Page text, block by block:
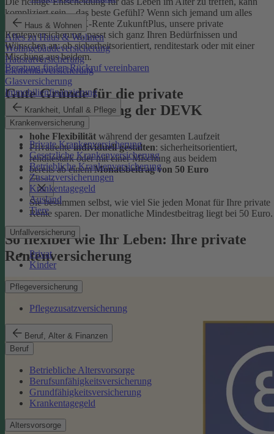
Haus & Wohnen
Alles zu Haus & Wohnen
Wohngebäudeversicherung
Hausratversicherung
Elementarversicherung
Glasversicherung
Immobilienfinanzierung
Krankheit, Unfall & Pflege
Krankenversicherung
Private Krankenversicherung
Gesetzliche Krankenversicherung
Betriebliche Krankenversicherung
Zusatzversicherungen
Krankentagegeld
Ausland
Tiere
Unfallversicherung
Privat
Kinder
Pflegeversicherung
Pflegezusatzversicherung
Beruf, Alter & Finanzen
Beruf
Betriebliche Altersvorsorge
Berufsunfähigkeitsversicherung
Grundfähigkeitsversicherung
Krankentagegeld
Altersvorsorge
kompliziert sein – das beste Gefühl? Wenn sich jemand um alles
kümmert. Die DEVK-Rente ZukunftPlus, unsere private
Rentenversicherung, passt sich ganz Ihren Bedürfnissen und
Wünschen an: ob sicherheitsorientiert, renditestark oder mit einer
Mischung aus beidem.
Beratung findenRückruf vereinbaren
Gute Gründe für die private
Rentenversicherung der DEVK
hohe Flexibilität während der gesamten Laufzeit
Privatrenteindividuell gestalten: sicherheitsorientiert,
renditestark oder mit einer Mischung aus beidem
bereits ab einemMonatsbeitrag von 50 Euro
Sie bestimmen selbst, wie viel Sie jeden Monat für Ihre private
Rente sparen. Der monatliche Mindestbeitrag liegt bei 50 Euro.
So flexibel wie Ihr Leben: Ihre private
Rentenversicherung